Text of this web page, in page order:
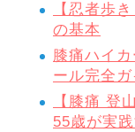
【忍者歩
の基本
膝痛ハイ
ール完全ガ
【膝痛 登
55歳が実